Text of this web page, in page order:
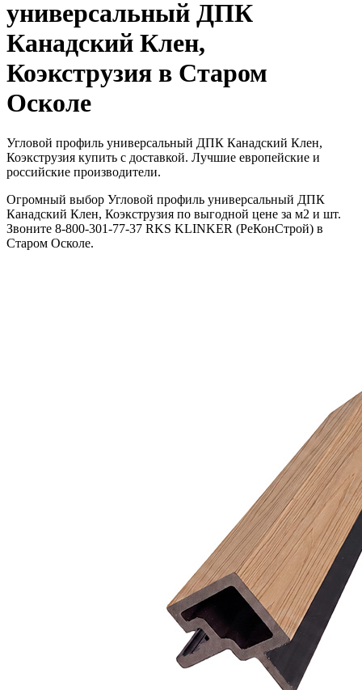
универсальный ДПК
Канадский Клен,
Коэкструзия в Старом
Осколе
Угловой профиль универсальный ДПК Канадский Клен,
Коэкструзия купить с доставкой. Лучшие европейские и
российские производители.
Огромный выбор Угловой профиль универсальный ДПК
Канадский Клен, Коэкструзия по выгодной цене за м2 и шт.
Звоните 8-800-301-77-37 RKS KLINKER (РеКонСтрой) в
Старом Осколе.